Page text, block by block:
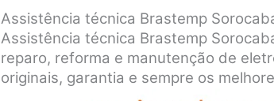
Assistência técnica Brastemp
Assistência técnica Brastemp
reparo, reforma e manutenção de
originais, garantia e sempre os